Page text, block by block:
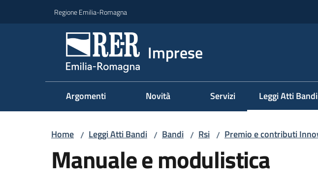
Regione Emilia-Romagna
Imprese
Argomenti Novità Servizi Leggi Atti Bandi
Home / Leggi Atti Bandi / Bandi / Rsi / Premio e contributi
Manuale e modulistica